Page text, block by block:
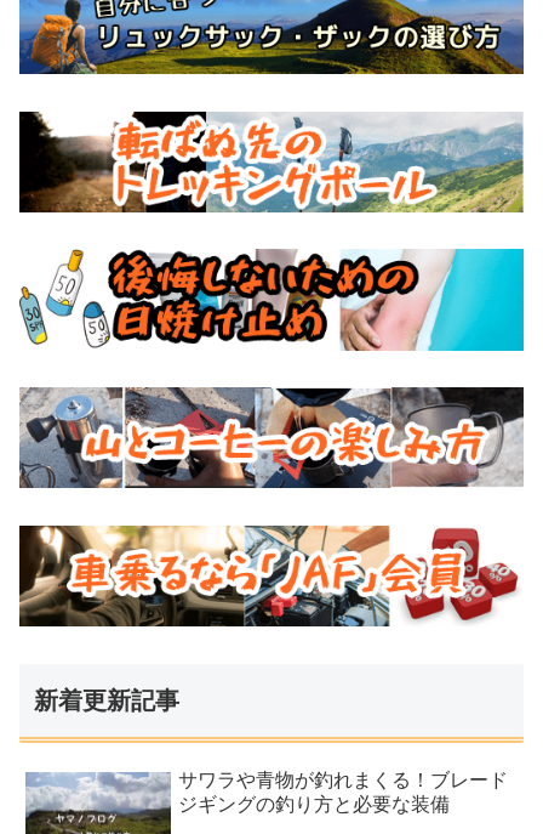
新着更新記事
サワラや青物が釣れまくる！ブレード
ジギングの釣り方と必要な装備